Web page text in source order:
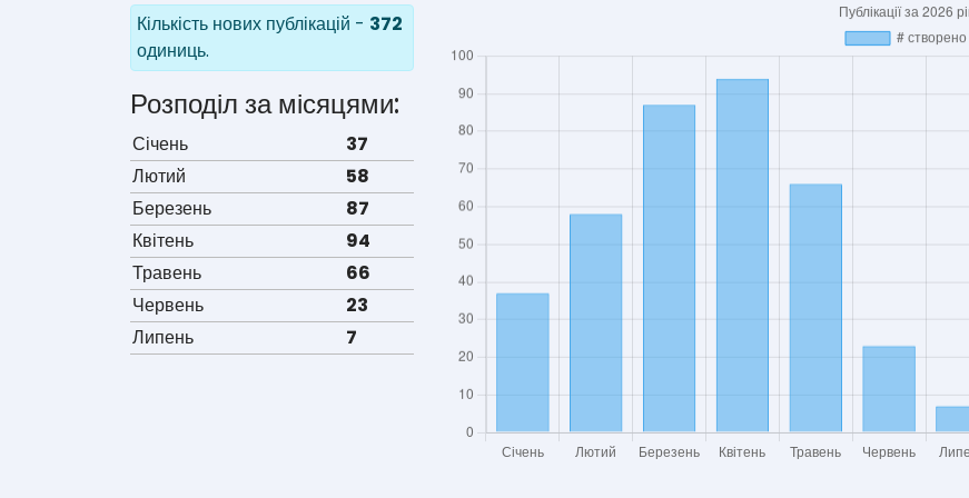
Кількість нових публікацій - 372
одиниць.
Розподіл за місяцями:
Січень
37
Лютий
58
Березень
87
Квітень
94
Травень
66
Червень
23
Липень
7